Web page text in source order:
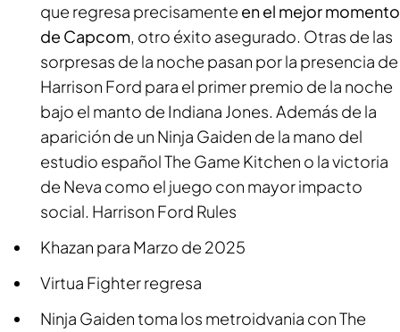
que regresa precisamente en el mejor momento
de Capcom, otro éxito asegurado. Otras de las
sorpresas de la noche pasan por la presencia de
Harrison Ford para el primer premio de la noche
bajo el manto de Indiana Jones. Además de la
aparición de un Ninja Gaiden de la mano del
estudio español The Game Kitchen o la victoria
de Neva como el juego con mayor impacto
social. Harrison Ford Rules
Khazan para Marzo de 2025
Virtua Fighter regresa
Ninja Gaiden toma los metroidvania con The